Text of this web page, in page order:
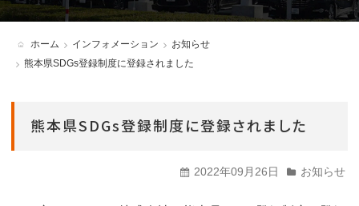
ホーム インフォメーション
お知らせ
熊本県SDGs登録制度に登録されました
熊本県SDGs登録制度に登録されました
2022年09月26日 お知らせ
e
a